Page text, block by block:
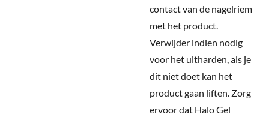
contact van de nagelriem
met het product.
Verwijder indien nodig
voor het uitharden, als je
dit niet doet kan het
product gaan liften. Zorg
ervoor dat Halo Gel